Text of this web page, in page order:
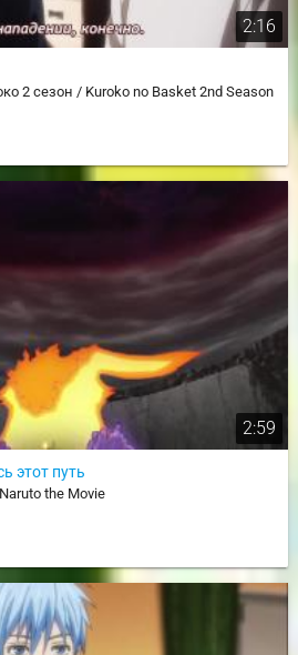
2:16
2 сезон / Kuroko no Basket 2nd Season
2:59
этот путь
the Movie